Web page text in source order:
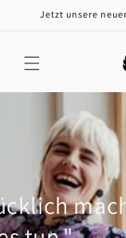
zumJetzt unsere